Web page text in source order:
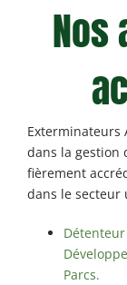
Exterminateurs
dans la gestion
fièrement
dans le secteur
Parcs.